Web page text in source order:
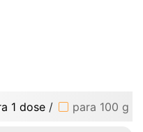
1 dose / para 100 g